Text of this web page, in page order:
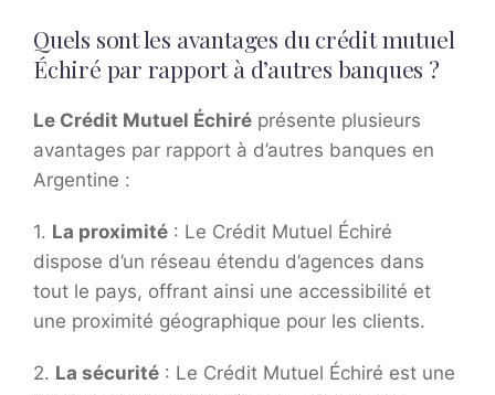
Quels sont les avantages du crédit mutuel
Échiré par rapport à d’autres banques ?
Le Crédit Mutuel Échiré présente plusieurs
avantages par rapport à d’autres banques en
Argentine :
1. La proximité : Le Crédit Mutuel Échiré
dispose d’un réseau étendu d’agences dans
tout le pays, offrant ainsi une accessibilité et
une proximité géographique pour les clients.
2. La sécurité : Le Crédit Mutuel Échiré est une